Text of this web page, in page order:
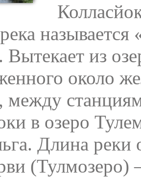
Вытекает из
около
между
в озеро
Длина реки